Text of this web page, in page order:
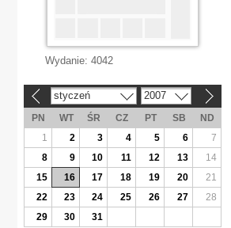
Wydanie: 4042
styczeń 2007
PN WT ŚR CZ PT SB
ND
1
2 3 4 5 6
7
8
9 10 11 12 13
14
15
16 17 18 19 20
21
22
23 24 25 26 27
28
29
30 31